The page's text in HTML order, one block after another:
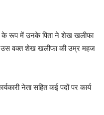
के रूप में उनके पिता ने शेख खलीफा
उस वक्त शेख खलीफा की उम्र महज
नेता सहित कई पदों पर कार्य